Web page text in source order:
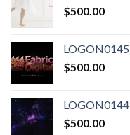
$500.00
LOGON0145
$500.00
LOGON0144
$500.00